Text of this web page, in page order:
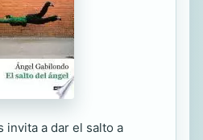
invita a dar el salto a